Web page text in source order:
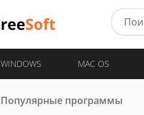
WINDOWS MAC OS
Популярные программы